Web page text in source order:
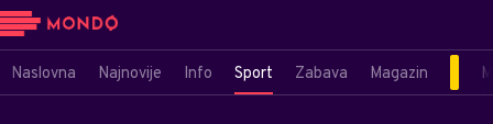
Naslovna Najnovije Info Sport Zabava Magazin